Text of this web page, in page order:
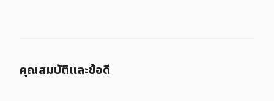
คุณสมบัติและข้อดี